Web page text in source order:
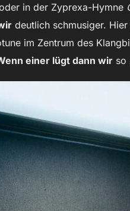
in der Zyprexa-Hymne
deutlich schmusiger.
im Zentrum des
einer lügt dann wir so